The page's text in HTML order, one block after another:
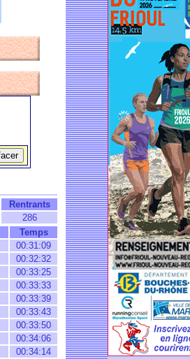
Rentrants
286
Temps
00:31:09
00:32:32
00:33:25
00:33:33
00:33:39
00:33:43
00:33:50
00:34:06
00:34:14